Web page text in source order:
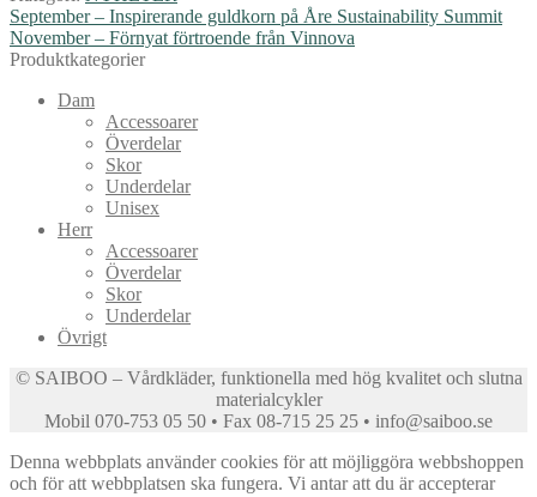
Inläggsnavigering
Föregående
inlägg:
September – Inspirerande guldkorn på Åre Sustainability Summit
Nästa
inlägg:
November – Förnyat förtroende från Vinnova
Produktkategorier
Dam
Accessoarer
Överdelar
Skor
Underdelar
Unisex
Herr
Accessoarer
Överdelar
Skor
Underdelar
Övrigt
© SAIBOO – Vårdkläder, funktionella med hög kvalitet och slutna
materialcykler
Mobil 070-753 05 50 • Fax 08-715 25 25 • info@saiboo.se
Denna webbplats använder cookies för att möjliggöra webbshoppen
och för att webbplatsen ska fungera. Vi antar att du är accepterar